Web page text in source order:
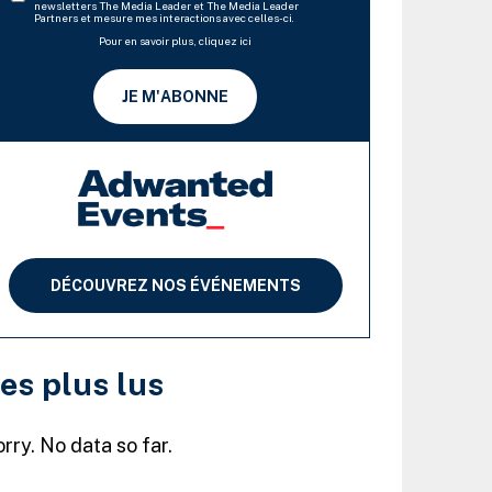
newsletters The Media Leader et The Media Leader
Partners et mesure mes interactions avec celles-ci.
Pour en savoir plus, cliquez ici
JE M'ABONNE
DÉCOUVREZ NOS ÉVÉNEMENTS
plus lus
No data so far.